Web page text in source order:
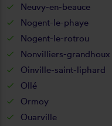
Neuvy-en-beauce
Nogent-le-phaye
Nogent-le-rotrou
Nonvilliers-grandhoux
Oinville-saint-liphard
Ollé
Ormoy
Ouarville